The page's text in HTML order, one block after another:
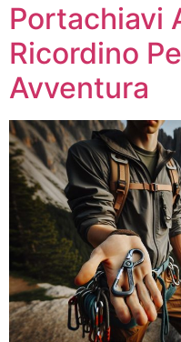
Portachiavi
Ricordino
Avventura